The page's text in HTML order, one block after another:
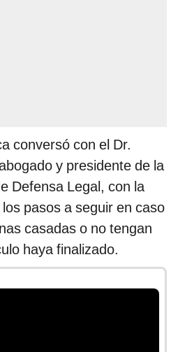
conversó con el Dr.
y presidente de la
Defensa Legal, con la
pasos a seguir en caso
casadas o no tengan
haya finalizado.